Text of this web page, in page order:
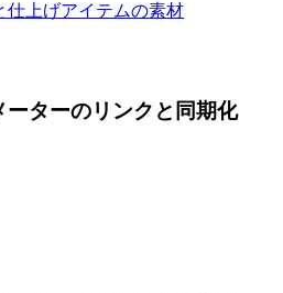
仕上げアイテムの素材
ターのリンクと同期化